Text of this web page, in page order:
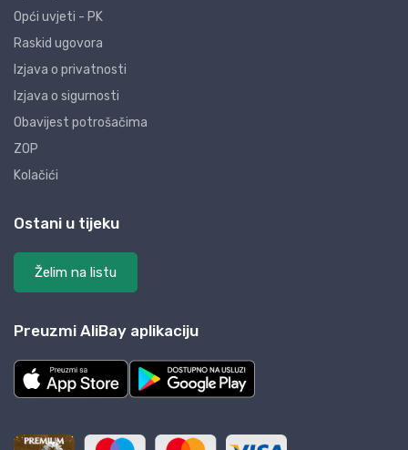
Opći uvjeti - PK
Raskid ugovora
Izjava o privatnosti
Izjava o sigurnosti
Obavijest potrošačima
ZOP
Kolačići
Ostani u tijeku
Želim na listu
Preuzmi AliBay aplikaciju